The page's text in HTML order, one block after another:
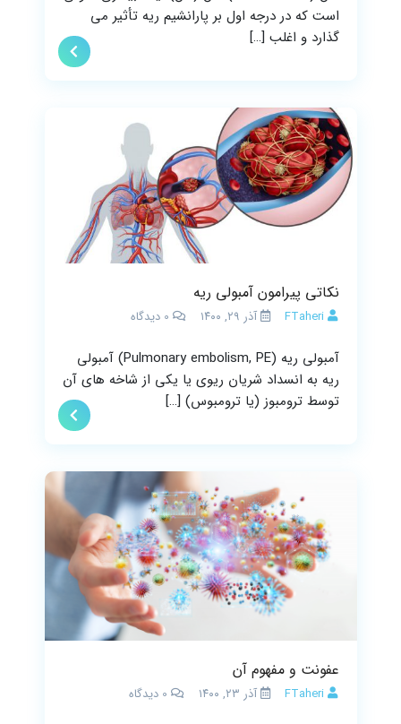
است که در درجه اول بر پارانشیم ریه تأثیر می
گذارد و اغلب […]
نکاتی پیرامون آمبولی ریه
FTaheri آذر ۲۹, ۱۴۰۰ 0 دیدگاه
آمبولی ریه (Pulmonary embolism, PE) آمبولی
ریه به انسداد شریان ریوی یا یکی از شاخه های آن
توسط ترومبوز (یا ترومبوس) […]
عفونت و مفهوم آن
FTaheri آذر ۲۳, ۱۴۰۰ 0 دیدگاه